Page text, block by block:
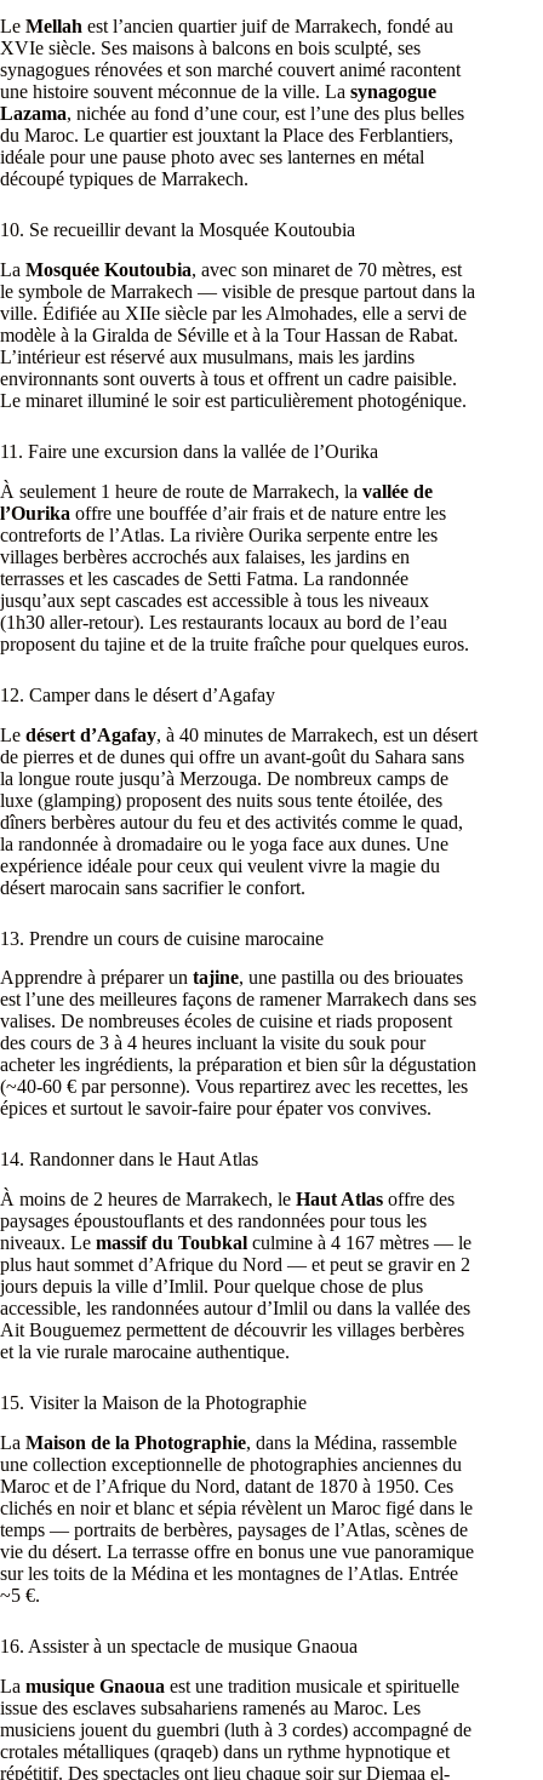
Le Mellah est l’ancien quartier juif de Marrakech, fondé au
XVIe siècle. Ses maisons à balcons en bois sculpté, ses
synagogues rénovées et son marché couvert animé racontent
une histoire souvent méconnue de la ville. La synagogue
Lazama, nichée au fond d’une cour, est l’une des plus belles
du Maroc. Le quartier est jouxtant la Place des Ferblantiers,
idéale pour une pause photo avec ses lanternes en métal
découpé typiques de Marrakech.
10. Se recueillir devant la Mosquée Koutoubia
La Mosquée Koutoubia, avec son minaret de 70 mètres, est
le symbole de Marrakech — visible de presque partout dans la
ville. Édifiée au XIIe siècle par les Almohades, elle a servi de
modèle à la Giralda de Séville et à la Tour Hassan de Rabat.
L’intérieur est réservé aux musulmans, mais les jardins
environnants sont ouverts à tous et offrent un cadre paisible.
Le minaret illuminé le soir est particulièrement photogénique.
11. Faire une excursion dans la vallée de l’Ourika
À seulement 1 heure de route de Marrakech, la vallée de
l’Ourika offre une bouffée d’air frais et de nature entre les
contreforts de l’Atlas. La rivière Ourika serpente entre les
villages berbères accrochés aux falaises, les jardins en
terrasses et les cascades de Setti Fatma. La randonnée
jusqu’aux sept cascades est accessible à tous les niveaux
(1h30 aller-retour). Les restaurants locaux au bord de l’eau
proposent du tajine et de la truite fraîche pour quelques euros.
12. Camper dans le désert d’Agafay
Le désert d’Agafay, à 40 minutes de Marrakech, est un désert
de pierres et de dunes qui offre un avant-goût du Sahara sans
la longue route jusqu’à Merzouga. De nombreux camps de
luxe (glamping) proposent des nuits sous tente étoilée, des
dîners berbères autour du feu et des activités comme le quad,
la randonnée à dromadaire ou le yoga face aux dunes. Une
expérience idéale pour ceux qui veulent vivre la magie du
désert marocain sans sacrifier le confort.
13. Prendre un cours de cuisine marocaine
Apprendre à préparer un tajine, une pastilla ou des briouates
est l’une des meilleures façons de ramener Marrakech dans ses
valises. De nombreuses écoles de cuisine et riads proposent
des cours de 3 à 4 heures incluant la visite du souk pour
acheter les ingrédients, la préparation et bien sûr la dégustation
(~40-60 € par personne). Vous repartirez avec les recettes, les
épices et surtout le savoir-faire pour épater vos convives.
14. Randonner dans le Haut Atlas
À moins de 2 heures de Marrakech, le Haut Atlas offre des
paysages époustouflants et des randonnées pour tous les
niveaux. Le massif du Toubkal culmine à 4 167 mètres — le
plus haut sommet d’Afrique du Nord — et peut se gravir en 2
jours depuis la ville d’Imlil. Pour quelque chose de plus
accessible, les randonnées autour d’Imlil ou dans la vallée des
Ait Bouguemez permettent de découvrir les villages berbères
et la vie rurale marocaine authentique.
15. Visiter la Maison de la Photographie
La Maison de la Photographie, dans la Médina, rassemble
une collection exceptionnelle de photographies anciennes du
Maroc et de l’Afrique du Nord, datant de 1870 à 1950. Ces
clichés en noir et blanc et sépia révèlent un Maroc figé dans le
temps — portraits de berbères, paysages de l’Atlas, scènes de
vie du désert. La terrasse offre en bonus une vue panoramique
sur les toits de la Médina et les montagnes de l’Atlas. Entrée
~5 €.
16. Assister à un spectacle de musique Gnaoua
La musique Gnaoua est une tradition musicale et spirituelle
issue des esclaves subsahariens ramenés au Maroc. Les
musiciens jouent du guembri (luth à 3 cordes) accompagné de
crotales métalliques (qraqeb) dans un rythme hypnotique et
répétitif. Des spectacles ont lieu chaque soir sur Djemaa el-